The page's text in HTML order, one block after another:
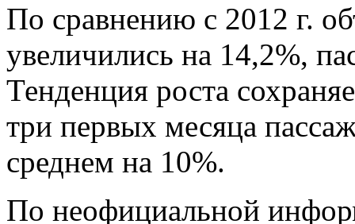
По сравнению с 2012 г.
увеличились на 14,2%,
Тенденция роста
три первых месяца
среднем на 10%.
По неофициальной